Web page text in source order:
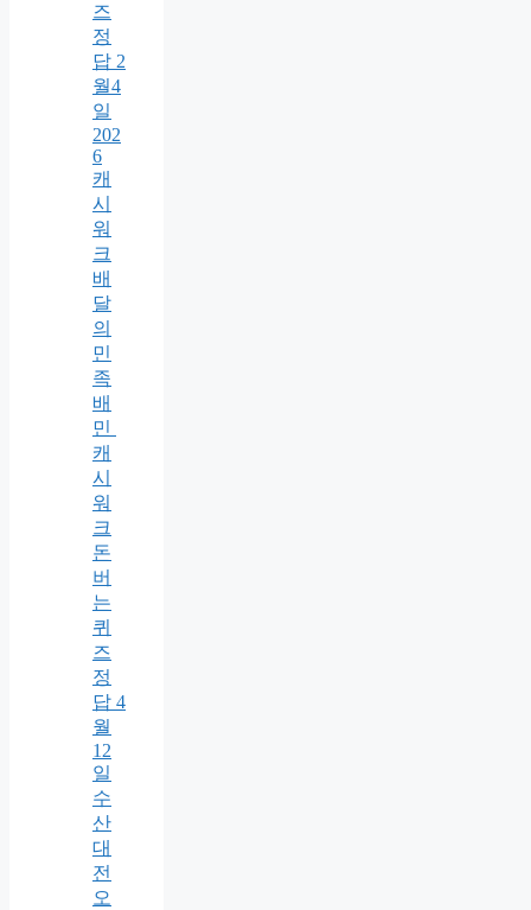
즈
정
답 2
월4
일
202
6
캐
시
워
크
배
달
의
민
족
배
민
캐
시
워
크
돈
버
는
퀴
즈
정
답 4
월
12
일
수
산
대
전
오